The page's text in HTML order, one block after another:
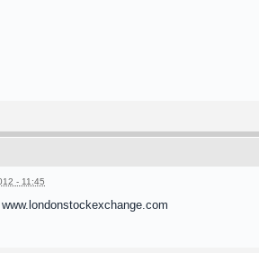
- 11:45